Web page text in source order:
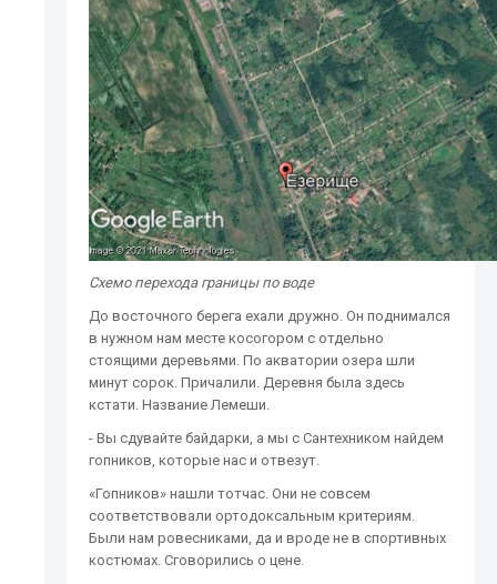
Схемо перехода границы по воде
До восточного берега ехали дружно. Он поднимался
в нужном нам месте косогором с отдельно
стоящими деревьями. По акватории озера шли
минут сорок. Причалили. Деревня была здесь
кстати. Название Лемеши.
- Вы сдувайте байдарки, а мы с Сантехником найдем
гопников, которые нас и отвезут.
«Гопников» нашли тотчас. Они не совсем
соответствовали ортодоксальным критериям.
Были нам ровесниками, да и вроде не в спортивных
костюмах. Сговорились о цене.